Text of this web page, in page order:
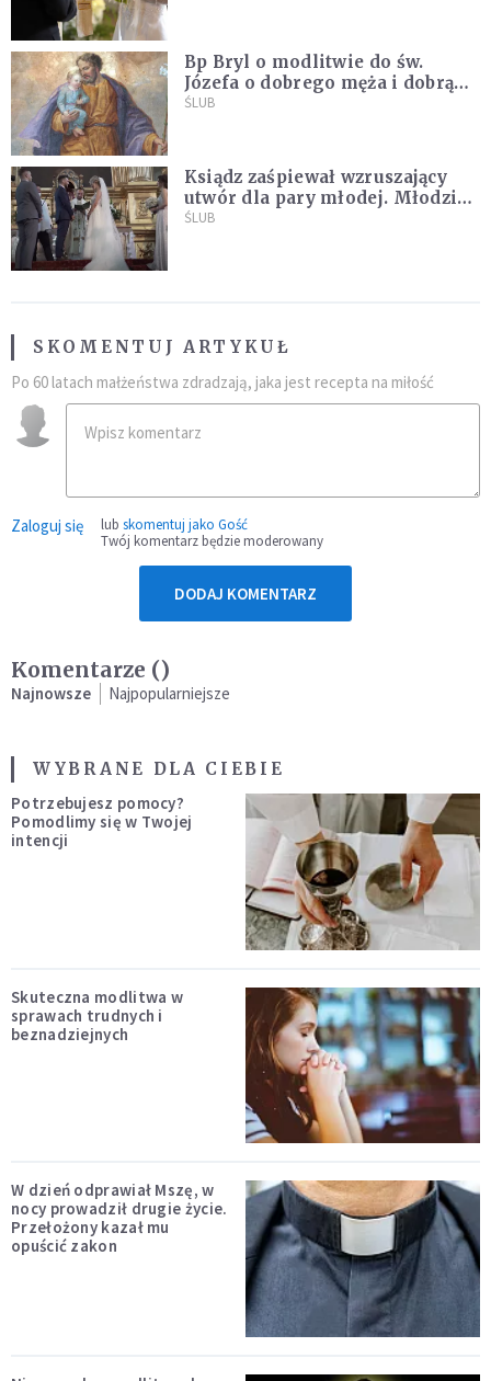
Bp Bryl o modlitwie do św.
Józefa o dobrego męża i dobrą
żonę: Nie bójmy się wołać do
ŚLUB
Ksiądz zaśpiewał wzruszający
utwór dla pary młodej. Młodzi
nie kryli wzruszenia [MUZYKA]
ŚLUB
SKOMENTUJ ARTYKUŁ
Po 60 latach małżeństwa zdradzają, jaka jest recepta na miłość
Zaloguj się lub skomentuj jako Gość
Twój komentarz będzie moderowany
DODAJ KOMENTARZ
Komentarze ()
Najnowsze Najpopularniejsze
WYBRANE DLA CIEBIE
Potrzebujesz pomocy?
Pomodlimy się w Twojej
intencji
Skuteczna modlitwa w
sprawach trudnych i
beznadziejnych
W dzień odprawiał Mszę, w
nocy prowadził drugie życie.
Przełożony kazał mu
opuścić zakon